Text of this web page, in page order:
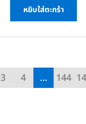
หยิบใส่ตะกร้า
3 4 … 144